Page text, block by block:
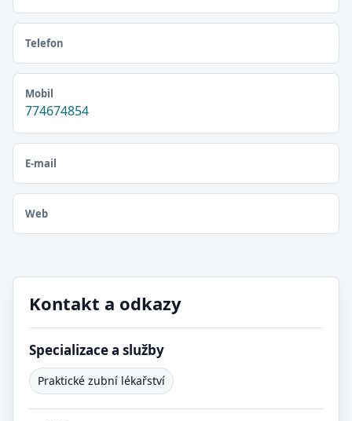
Telefon
Mobil
774674854
E-mail
Web
Kontakt a odkazy
Specializace a služby
Praktické zubní lékařství